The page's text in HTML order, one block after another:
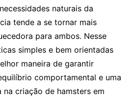
naturais da
tende a se tornar mais
para ambos. Nesse
simples e bem orientadas
maneira de garantir
comportamental e uma
criação de hamsters em